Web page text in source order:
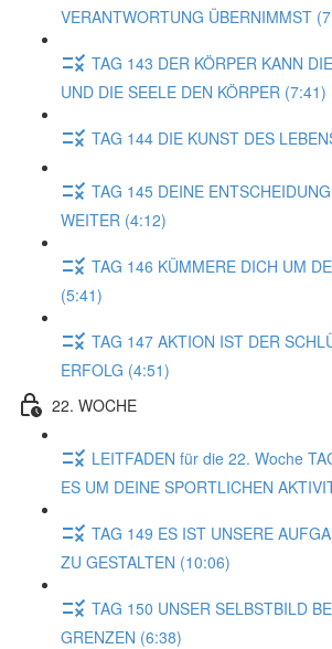
VERANTWORTUNG ÜBERNIMMST
TAG 143 DER KÖRPER KANN
UND DIE SEELE DEN KÖRPER (7:41)
TAG 144 DIE KUNST DES
TAG 145 DEINE
WEITER (4:12)
TAG 146 KÜMMERE DICH UM
(5:41)
TAG 147 AKTION IST DER
ERFOLG (4:51)
22. WOCHE
LEITFADEN für die 22. Woche
ES UM DEINE SPORTLICHEN
TAG 149 ES IST UNSERE
ZU GESTALTEN (10:06)
TAG 150 UNSER SELBSTBILD
GRENZEN (6:38)